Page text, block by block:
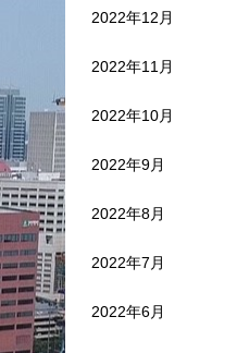
2022年12月
2022年11月
2022年10月
2022年9月
2022年8月
2022年7月
2022年6月